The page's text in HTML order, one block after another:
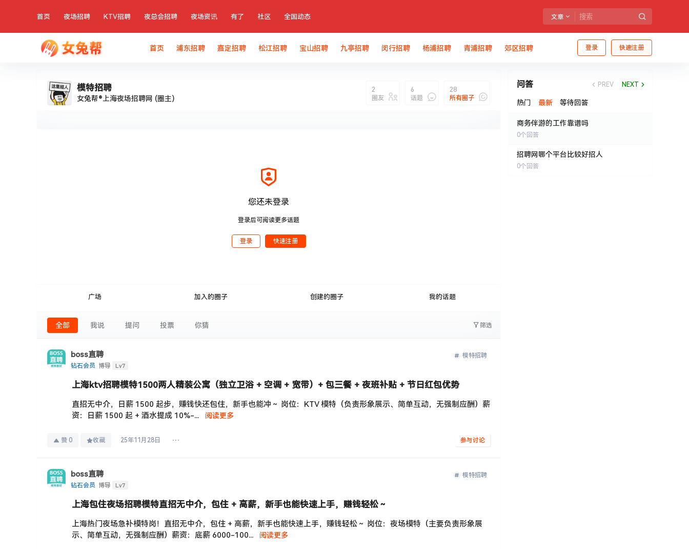
首页 夜场招聘 KTV招聘 夜总会招聘 夜场资讯 有了 社区 全国动态 文章
登录 快速注册
首页 浦东招聘 嘉定招聘 松江招聘 宝山招聘 九亭招聘 闵行招聘 杨浦招聘 青浦招聘 郊区招聘
模特招聘
女兔帮®上海夜场招聘网 (圈主)
2
圈友
6
话题
28
所有圈子
您还未登录
登录后可阅读更多话题
登录 快速注册
广场 加入的圈子 创建的圈子 我的话题
全部 我说 提问 投票 你猜 筛选
boss直聘
钻石会员 博导 Lv7
模特招聘
上海ktv招聘模特1500两人精装公寓（独立卫浴 + 空调 + 宽带）+ 包三餐 + 夜班补贴 + 节日红包优势
直招无中介，日薪 1500 起步，赚钱快还包住，新手也能冲～ 岗位：KTV 模特（负责形象展示、简单互动，无强制应酬）薪
资：日薪 1500 起 + 酒水提成 10%-...
阅读更多
赞 0 收藏 25年11月28日 参与讨论
boss直聘
钻石会员 博导 Lv7
模特招聘
上海包住夜场招聘模特直招无中介，包住 + 高薪，新手也能快速上手，赚钱轻松～
上海热门夜场急补模特岗！直招无中介，包住 + 高薪，新手也能快速上手，赚钱轻松～ 岗位：夜场模特（主要负责形象展
示、简单互动，无强制应酬）薪资：底薪 6000-100...
阅读更多
问答 PREV NEXT
热门 最新 等待回答
商务伴游的工作靠谱吗
0个回答
招聘网哪个平台比较好招人
0个回答